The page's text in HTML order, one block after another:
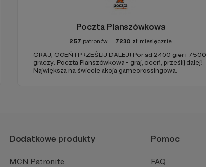
Poczta Planszówkowa
257 patronów 7230 zł miesięcznie
GRAJ, OCEŃ I PRZEŚLIJ DALEJ! Ponad 2400 gier i 7500
graczy. Poczta Planszówkowa - graj, oceń, prześlij dalej!
Największa na świecie akcja gamecrossingowa.
Dodatkowe produkty
MCN Patronite
Pomoc
FAQ